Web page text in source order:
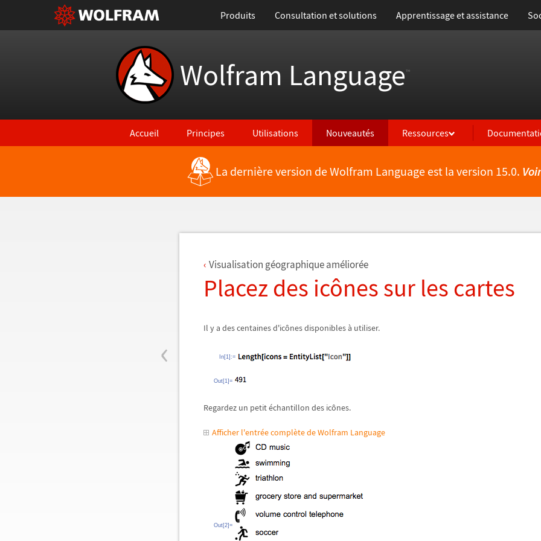
Produits Consultation et solutions Apprentissage et assistance
Wolfram Language™
Accueil Principes Utilisations Nouveautés Ressources
Retour vers les nouvelles fonctionnalitésLa dernière version de Wolfram Language est la version 15.0.
‹
Visualisation géographique améliorée
Placez des icônes sur les cartes
Il y a des centaines d'icônes disponibles à utiliser.
In[1]:=
Out[1]=
Regardez un petit échantillon des icônes.
Afficher l'entrée complète de Wolfram Language
Out[2]=